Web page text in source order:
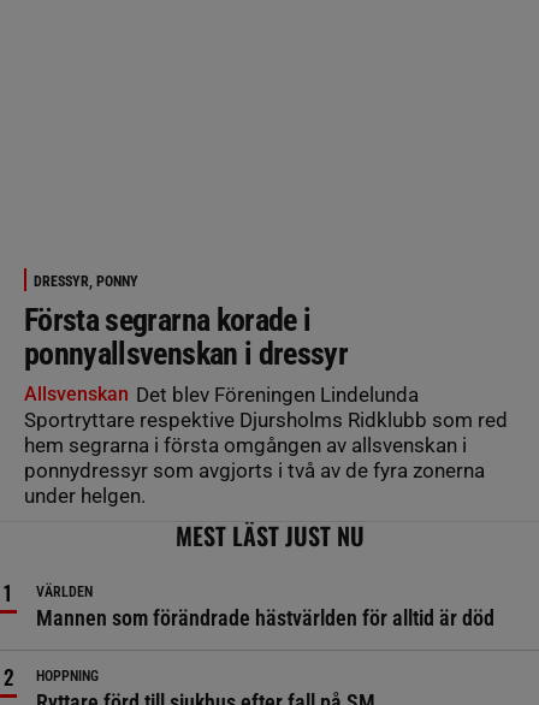
DRESSYR, PONNY
Första segrarna korade i
ponnyallsvenskan i dressyr
Allsvenskan Det blev Föreningen Lindelunda
Sportryttare respektive Djursholms Ridklubb som red
hem segrarna i första omgången av allsvenskan i
ponnydressyr som avgjorts i två av de fyra zonerna
under helgen.
MEST LÄST JUST NU
VÄRLDEN
Mannen som förändrade hästvärlden för alltid är död
HOPPNING